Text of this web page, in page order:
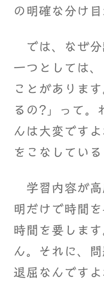
の明確な分け目
では、なぜ
一つとしては
ことがありま
るの?」って。
んは大変です
をこなしてい
学習内容が高
明だけで時間
時間を要しま
ん。それに、
退屈なんです